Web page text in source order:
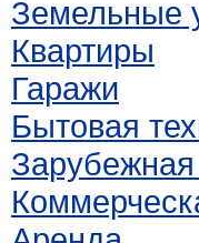
Земельные
Квартиры
Гаражи
Бытовая